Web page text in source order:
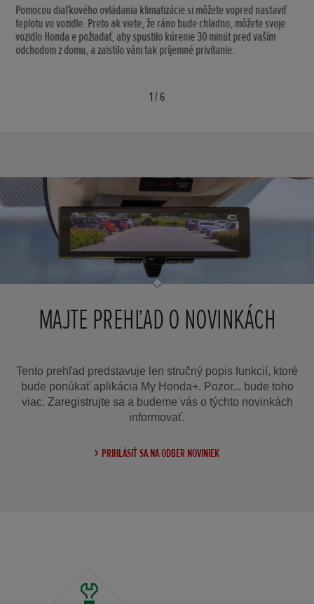
Pomocou diaľkového ovládania klimatizácie si môžete vopred nastaviť
teplotu vo vozidle. Preto ak viete, že ráno bude chladno, môžete svoje
vozidlo Honda e požiadať, aby spustilo kúrenie 30 minút pred vaším
odchodom z domu, a zaistilo vám tak príjemné privítanie.
1/6
MAJTE PREHĽAD O NOVINKÁCH
Tento prehľad predstavuje len stručný popis funkcií, ktoré
bude ponúkať aplikácia My Honda+. Pozor... bude toho
viac. Zaregistrujte sa a budeme vás o týchto novinkách
informovať.
PRIHLÁSIŤ SA NA ODBER NOVINIEK